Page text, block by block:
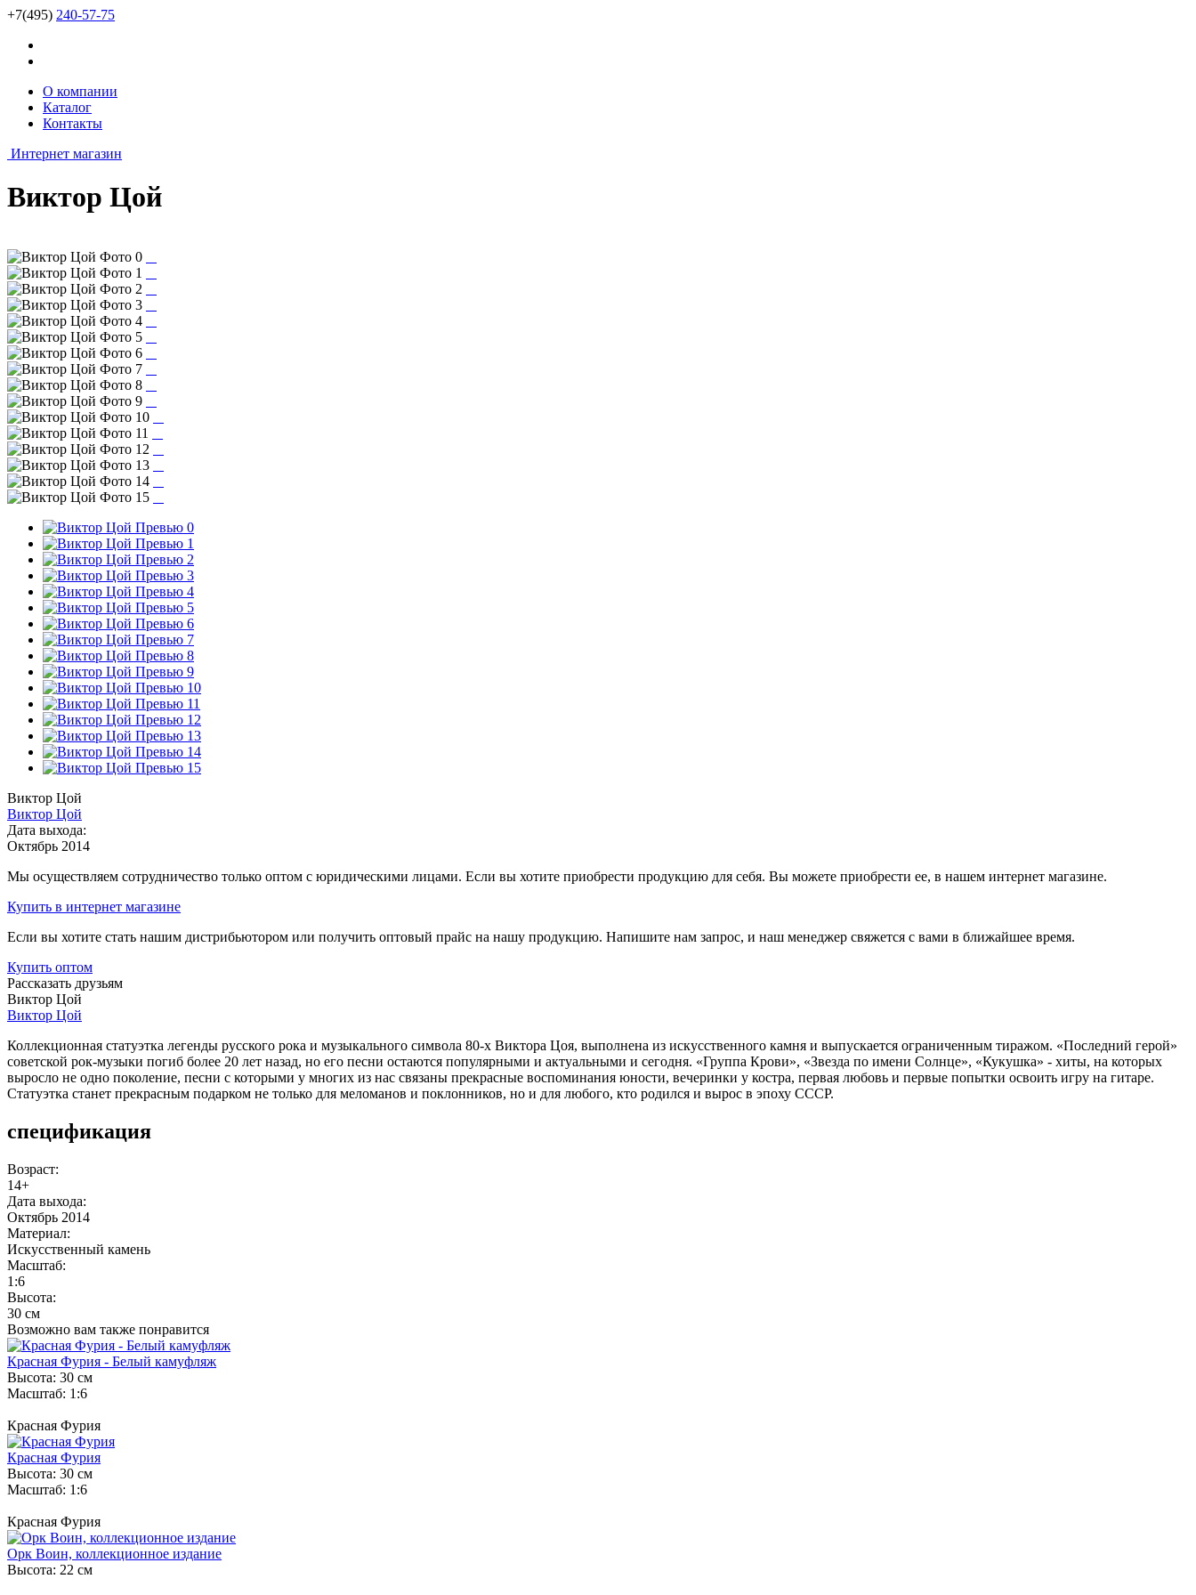
+7(495) 240-57-75
О компании
Каталог
Контакты
Интернет магазин
Виктор Цой
Виктор Цой
Виктор Цой
Дата выхода:
Октябрь 2014
Мы осуществляем сотрудничество только оптом с юридическими лицами. Если вы хотите приобрести продукцию для себя. Вы можете приобрести ее, в нашем интернет магазине.
Купить в интернет магазине
Если вы хотите стать нашим дистрибьютором или получить оптовый прайс на нашу продукцию. Напишите нам запрос, и наш менеджер свяжется с вами в ближайшее время.
Купить оптом
Рассказать друзьям
Виктор Цой
Виктор Цой
Коллекционная статуэтка легенды русского рока и музыкального символа 80-х Виктора Цоя, выполнена из искусственного камня и выпускается ограниченным тиражом. «Последний герой»
советской рок-музыки погиб более 20 лет назад, но его песни остаются популярными и актуальными и сегодня. «Группа Крови», «Звезда по имени Солнце», «Кукушка» - хиты, на которых
выросло не одно поколение, песни с которыми у многих из нас связаны прекрасные воспоминания юности, вечеринки у костра, первая любовь и первые попытки освоить игру на гитаре.
Статуэтка станет прекрасным подарком не только для меломанов и поклонников, но и для любого, кто родился и вырос в эпоху СССР.
спецификация
Возраст:
14+
Дата выхода:
Октябрь 2014
Материал:
Искусственный камень
Масштаб:
1:6
Высота:
30 см
Возможно вам также понравится
Красная Фурия - Белый камуфляж
Высота: 30 см
Масштаб: 1:6
Красная Фурия
Красная Фурия
Высота: 30 см
Масштаб: 1:6
Красная Фурия
Орк Воин, коллекционное издание
Высота: 22 см